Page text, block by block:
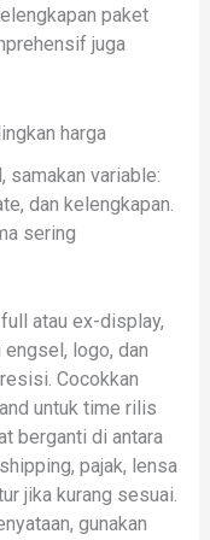
paket
juga
harga
samakan variable:
dan kelengkapan.
sering
atau ex-display,
logo, dan
Cocokkan
untuk time rilis
berganti di antara
pajak, lensa
jika kurang sesuai.
gunakan